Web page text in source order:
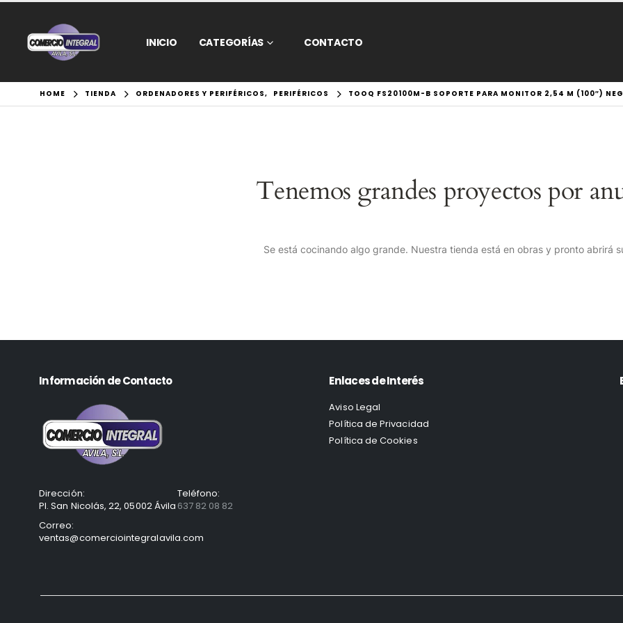
INICIO CATEGORÍAS CONTACTO
HOME TIENDA ORDENADORES Y PERIFÉRICOS, PERIFÉRICOS TOOQ FS20100M-B SOPORTE PARA MONITOR 2,54 M (100″)
Tenemos grandes proyectos por
Se está cocinando algo grande. Nuestra tienda está en obras y pronto abrirá
Información de Contacto
Dirección:
Pl. San Nicolás, 22, 05002 Ávila
Teléfono:
637 82 08 82
Correo:
ventas@comerciointegralavila.com
Enlaces de Interés
Aviso Legal
Política de Privacidad
Política de Cookies